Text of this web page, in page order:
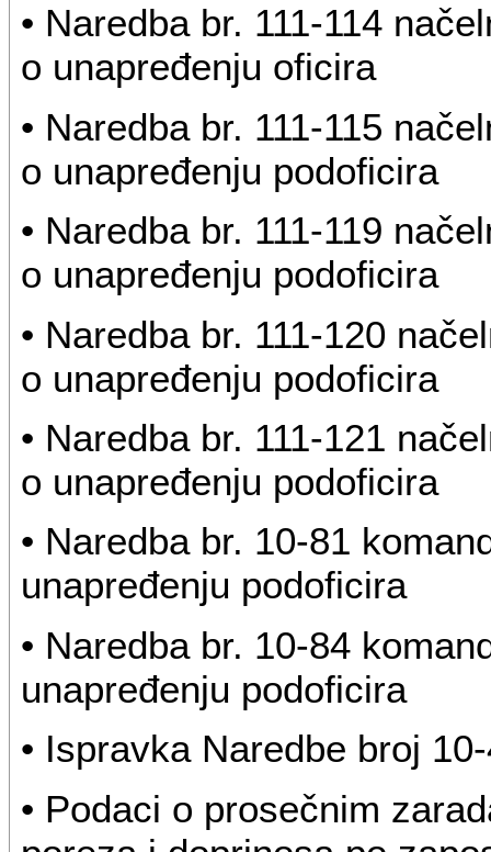
• Naredba br. 111-114
o unapređenju oficira
• Naredba br. 111-115
o unapređenju podoficira
• Naredba br. 111-119
o unapređenju podoficira
• Naredba br. 111-120
o unapređenju podoficira
• Naredba br. 111-121
o unapređenju podoficira
• Naredba br. 10-81
unapređenju podoficira
• Naredba br. 10-84
unapređenju podoficira
• Ispravka Naredbe broj
• Podaci o prosečnim